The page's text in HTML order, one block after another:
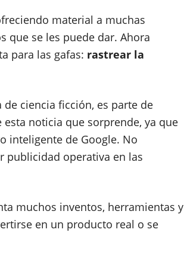
material a muchas
que se les puede dar. Ahora
para las gafas: rastrear la
ciencia ficción, es parte de
noticia que sorprende, ya que
inteligente de Google. No
publicidad operativa en las
muchos inventos, herramientas y
en un producto real o se